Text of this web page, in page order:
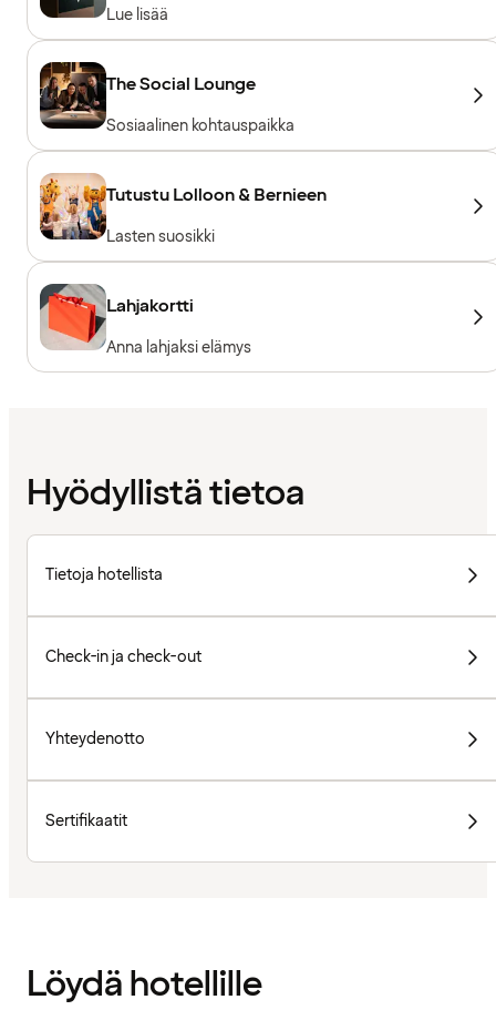
Lue lisää
The Social Lounge
Sosiaalinen kohtauspaikka
Tutustu Lolloon & Bernieen
Lasten suosikki
Lahjakortti
Anna lahjaksi elämys
Hyödyllistä tietoa
Tietoja hotellista
Check-in ja check-out
Yhteydenotto
Sertifikaatit
Löydä hotellille